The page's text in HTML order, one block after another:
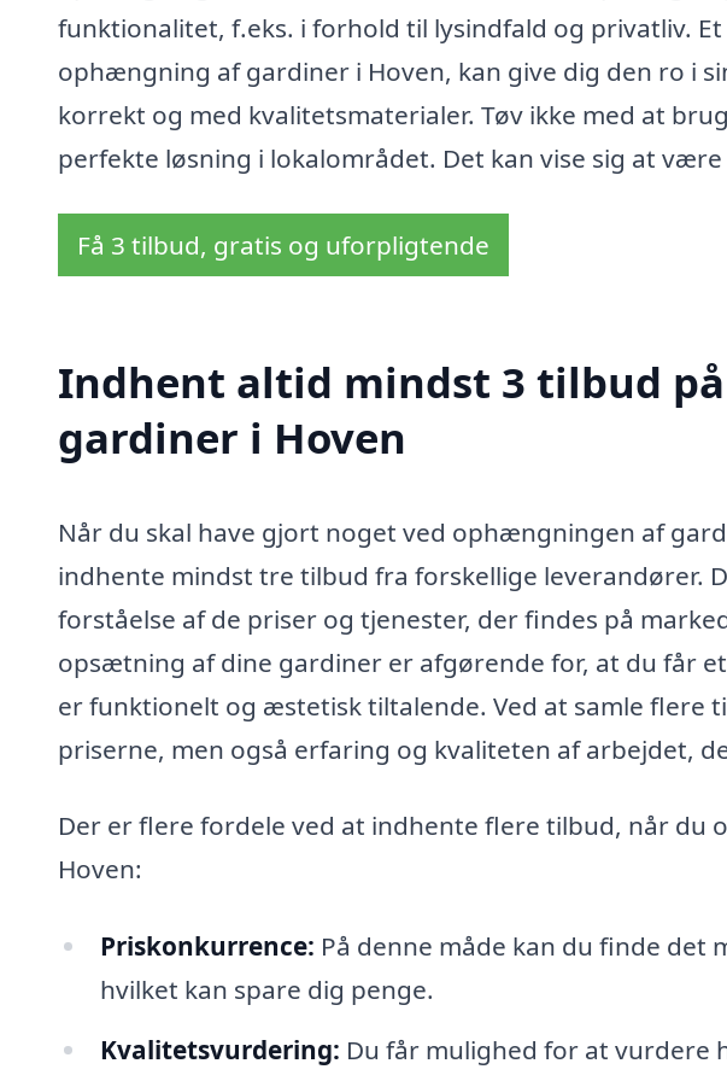
funktionalitet, f.eks. i forhold til lysindfald og privatliv.
ophængning af gardiner i Hoven, kan give dig den ro i
korrekt og med kvalitetsmaterialer. Tøv ikke med at
perfekte løsning i lokalområdet. Det kan vise sig at
Få 3 tilbud, gratis og uforpligtende
Indhent altid mindst 3 tilbud
gardiner i Hoven
Når du skal have gjort noget ved ophængningen af
indhente mindst tre tilbud fra forskellige leverandører.
forståelse af de priser og tjenester, der findes på
opsætning af dine gardiner er afgørende for, at du får
er funktionelt og æstetisk tiltalende. Ved at samle flere
priserne, men også erfaring og kvaliteten af arbejdet,
Der er flere fordele ved at indhente flere tilbud, når
Hoven:
Priskonkurrence: På denne måde kan du finde
hvilket kan spare dig penge.
Kvalitetsvurdering: Du får mulighed for at